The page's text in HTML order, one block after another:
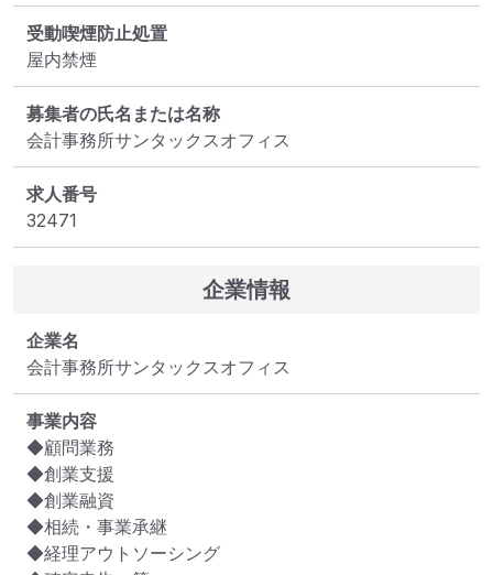
受動喫煙防止処置
屋内禁煙
募集者の氏名または名称
会計事務所サンタックスオフィス
求人番号
32471
企業情報
企業名
会計事務所サンタックスオフィス
事業内容
◆顧問業務
◆創業支援
◆創業融資
◆相続・事業承継
◆経理アウトソーシング